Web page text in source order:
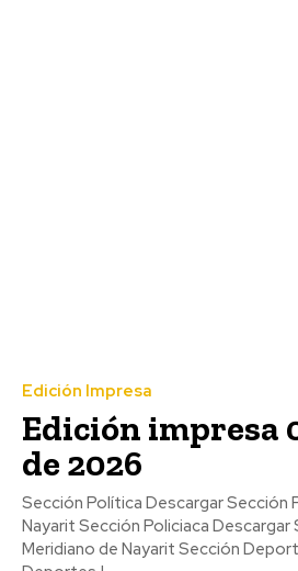
Edición Impresa
Edición impresa
de 2026
Sección Política Descargar Sección Política | Meridiano de
Nayarit Sección Policiaca Descargar Sección Policiaca |
Meridiano de Nayarit Sección Deportes Descargar Sección